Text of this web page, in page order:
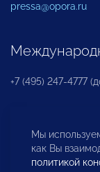
pressa@opora.ru
+7 (495) 247-4777
Бюро по
инвесторов
Мы
как Вы
политикой